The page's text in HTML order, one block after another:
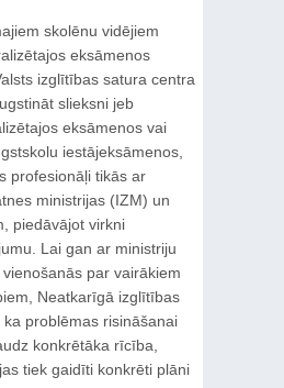
skolēnu vidējiem
eksāmenos
izglītības satura centra
slieksni jeb
eksāmenos vai
iestājeksāmenos,
profesionāļi tikās ar
ministrijas (IZM) un
piedāvājot virkni
Lai gan ar ministriju
par vairākiem
Neatkarīgā izglītības
problēmas risināšanai
konkrētāka rīcība,
tiek gaidīti konkrēti plāni